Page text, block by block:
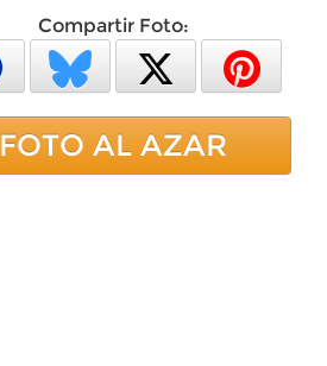
Compartir Foto:
FOTO AL AZAR